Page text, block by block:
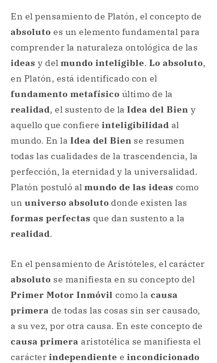
En el pensamiento de Platón, el concepto de
absoluto es un elemento fundamental para
comprender la naturaleza ontológica de las
ideas y del mundo inteligible. Lo absoluto,
en Platón, está identificado con el
fundamento metafísico último de la
realidad, el sustento de la Idea del Bien y
aquello que confiere inteligibilidad al
mundo. En la Idea del Bien se resumen
todas las cualidades de la trascendencia, la
perfección, la eternidad y la universalidad.
Platón postuló al mundo de las ideas como
un universo absoluto donde existen las
formas perfectas que dan sustento a la
realidad.
En el pensamiento de Aristóteles, el carácter
absoluto se manifiesta en su concepto del
Primer Motor Inmóvil como la causa
primera de todas las cosas sin ser causado,
a su vez, por otra causa. En este concepto de
causa primera aristotélica se manifiesta el
carácter independiente e incondicionado